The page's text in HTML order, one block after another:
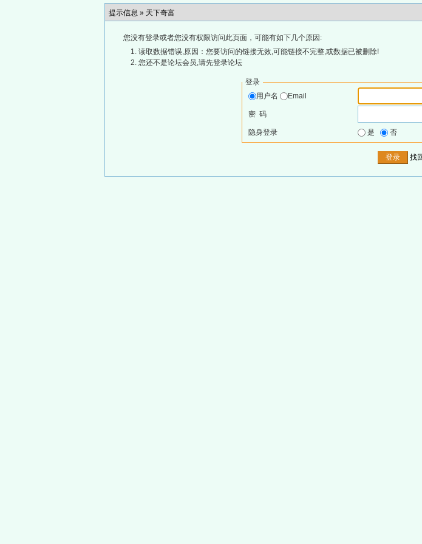
提示信息 » 天下奇富
您没有登录或者您没有权限访问此页面，可能有如下几个原因:
读取数据错误,原因：您要访问的链接无效,可能链接不完整,或数据已被删除!
您还不是论坛会员,请先登录论坛
登录
用户名
Email
密 码
隐身登录 是 否
找